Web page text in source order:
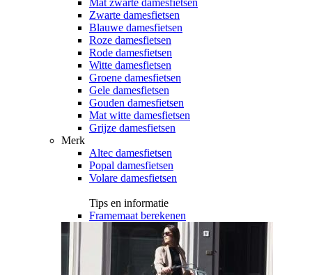
Mat zwarte damesfietsen
Zwarte damesfietsen
Blauwe damesfietsen
Roze damesfietsen
Rode damesfietsen
Witte damesfietsen
Groene damesfietsen
Gele damesfietsen
Gouden damesfietsen
Mat witte damesfietsen
Grijze damesfietsen
Merk
Altec damesfietsen
Popal damesfietsen
Volare damesfietsen
Tips en informatie
Framemaat berekenen